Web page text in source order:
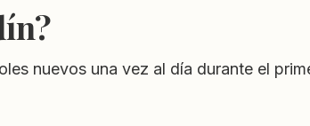
nuevos una vez al día durante el